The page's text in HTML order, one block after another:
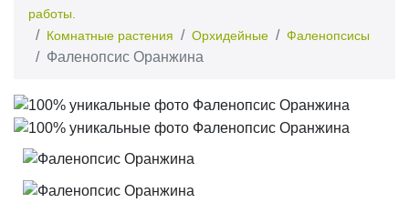
работы.
Комнатные растения
Орхидейные Фаленопсисы
Фаленопсис Оранжина